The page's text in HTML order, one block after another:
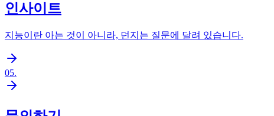
인사이트
지능이란 아는 것이 아니라, 던지는 질문에 달려 있습니다.
05.